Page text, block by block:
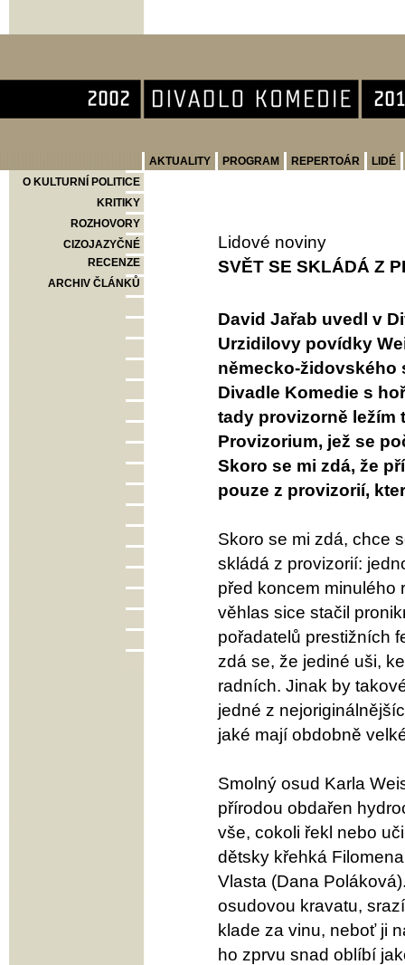
AKTUALITY PROGRAM REPERTOÁR
LIDÉ
O KULTURNÍ POLITICE
KRITIKY
ROZHOVORY
CIZOJAZYČNÉ
RECENZE
ARCHIV ČLÁNKŮ
Lidové noviny
SVĚT SE SKLÁDÁ Z
David Jařab uvedl v
Urzidilovy povídky
německo-židovského
Divadle Komedie s
tady provizorně ležím
Provizorium, jež se
Skoro se mi zdá, že
pouze z provizorií,
Skoro se mi zdá, chce
skládá z provizorií:
před koncem minulého
věhlas sice stačil
pořadatelů prestižních
zdá se, že jediné uši,
radních. Jinak by
jedné z
jaké mají obdobně
Smolný osud Karla
přírodou obdařen
vše, cokoli řekl nebo
dětsky křehká
Vlasta (Dana
osudovou kravatu,
klade za vinu, neboť ji
ho zprvu snad oblíbí